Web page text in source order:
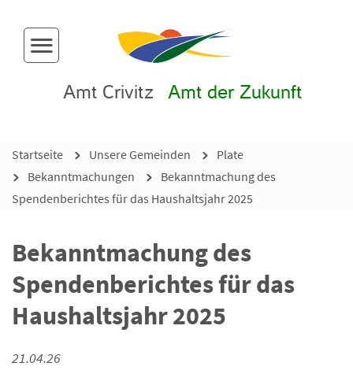
Menü-Button
Amt Crivitz Amt der Zukunft
Startseite Unsere Gemeinden
Plate
Bekanntmachungen
Bekanntmachung des
Spendenberichtes für das Haushaltsjahr 2025
Bekanntmachung des
Spendenberichtes für das
Haushaltsjahr 2025
21.04.26